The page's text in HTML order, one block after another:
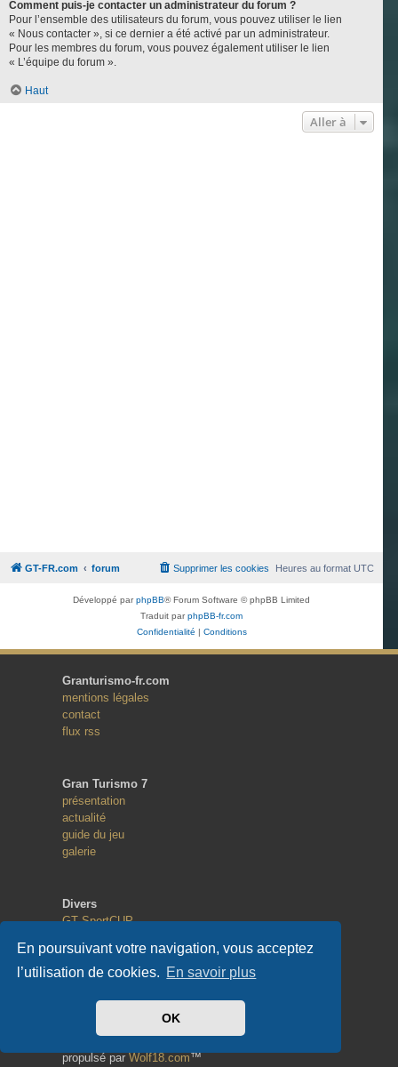
En poursuivant votre navigation, vous acceptez
l’utilisation de cookies. En savoir plus
OK
Comment puis-je contacter un administrateur du forum ?
Pour l’ensemble des utilisateurs du forum, vous pouvez utiliser le lien
« Nous contacter », si ce dernier a été activé par un administrateur.
Pour les membres du forum, vous pouvez également utiliser le lien
« L’équipe du forum ».
Haut
Aller à
GT-FR.com forum Heures au formatUTC
Supprimer les cookies
Développé parphpBB® Forum Software © phpBB Limited
Traduit parphpBB-fr.com
Confidentialité
Conditions
Granturismo-fr.com
mentions légales
contact
flux rss
Gran Turismo 7
présentation
actualité
guide du jeu
galerie
Divers
GT SportCUP
Random Race
Copyright
propulsé par Wolf18.com™